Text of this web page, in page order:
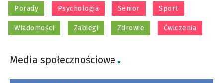
Porady Psychologia Senior Sport
Wiadomości Zabiegi Zdrowie Ćwiczenia
Media społecznościowe